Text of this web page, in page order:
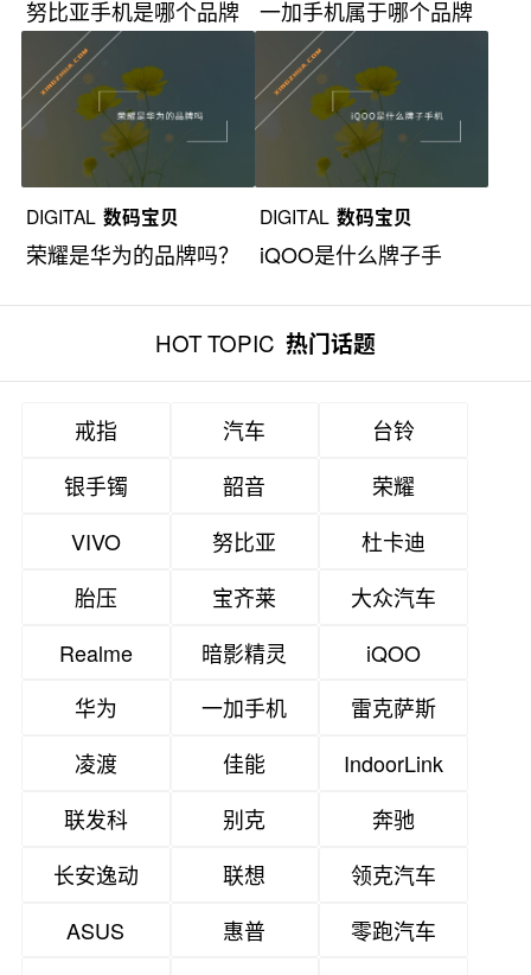
努比亚手机是哪个品牌
下的子品牌？
一加手机属于哪个品牌
旗下的子品牌？
DIGITAL 数码宝贝
荣耀是华为的品牌吗？
DIGITAL 数码宝贝
iQOO是什么牌子手
HOT TOPIC 热门话题
戒指 汽车
台铃
银手镯
韶音
荣耀
VIVO
努比亚
杜卡迪
胎压
宝齐莱
大众汽车
Realme
暗影精灵
iQOO
华为
一加手机
雷克萨斯
凌渡
佳能
IndoorLink
联发科
别克
奔驰
长安逸动
联想
领克汽车
ASUS
惠普
零跑汽车